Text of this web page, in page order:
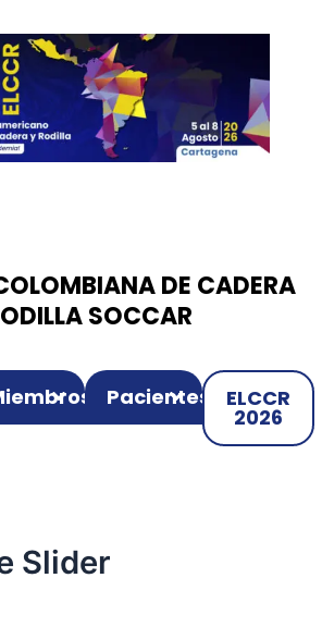
Minutos Segundos
DE CADERA
SOCCAR
Pacientes ELCCR
2026
Slider